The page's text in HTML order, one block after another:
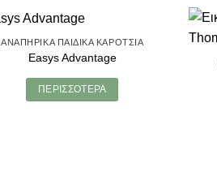
ΑΝΑΠΗΡΙΚΆ ΠΑΙΔΙΚΆ ΚΑΡΌΤΣΙΑ
Easys Advantage
ΠΕΡΙΣΣΌΤΕΡΑ